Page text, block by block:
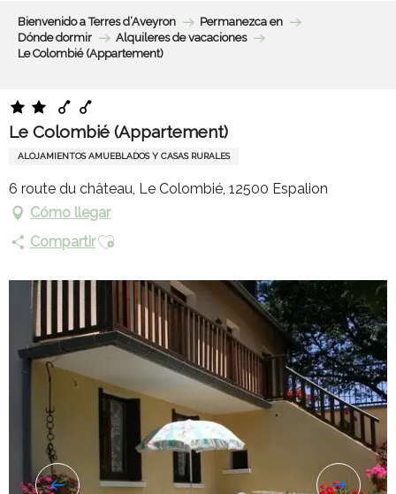
contenu
Bienvenido a Terres d’Aveyron
Permanezca en
Dónde dormir
Alquileres de vacaciones
Le Colombié (Appartement)
Le Colombié (Appartement)
ALOJAMIENTOS AMUEBLADOS Y CASAS RURALES
6 route du château, Le Colombié, 12500 Espalion
Cómo llegar
CompartirAjouter aux favoris